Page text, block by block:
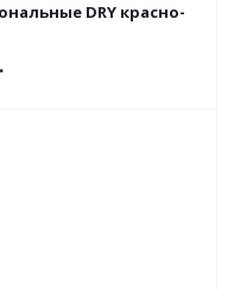
DRY красно-